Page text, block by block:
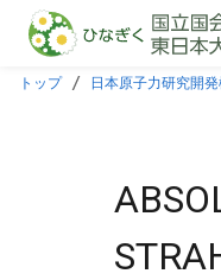
本文に飛ぶ
トップ 日本原子力研究開